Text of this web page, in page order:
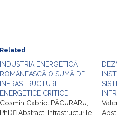
Related
INDUSTRIA ENERGETICĂ
ROMÂNEASCĂ O SUMĂ DE
INFRASTRUCTURI
ENERGETICE CRITICE
Cosmin Gabriel PĂCURARU,
PhD Abstract. Infrastructurile